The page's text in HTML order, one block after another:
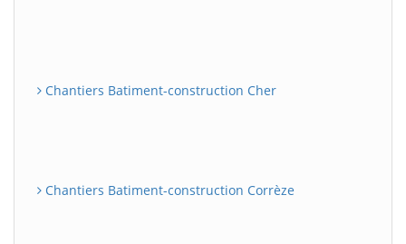
Chantiers Batiment-construction Cher
Chantiers Batiment-construction Corrèze